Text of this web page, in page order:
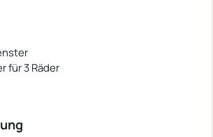
für 3 Räder